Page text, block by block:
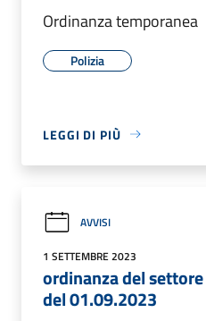
Ordinanza temporanea
Polizia
LEGGI DI PIÙ
AVVISI
1 SETTEMBRE 2023
ordinanza del
del 01.09.2023